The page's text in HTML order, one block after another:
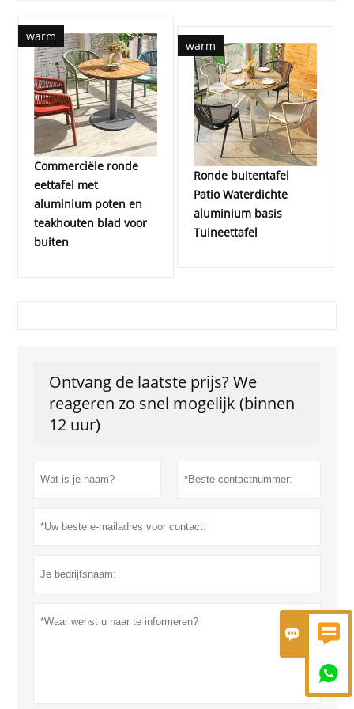
 

warm
Commerciële ronde
eettafel met
aluminium poten en
teakhouten blad voor
buiten
warm
Ronde buitentafel
Patio Waterdichte
aluminium basis
Tuineettafel
Ontvang de laatste prijs? We
reageren zo snel mogelijk (binnen
12 uur)